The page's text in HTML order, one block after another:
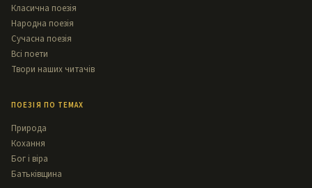
Класична поезія
Народна поезія
Сучасна поезія
Всі поети
Твори наших читачів
ПОЕЗІЯ ПО ТЕМАХ
Природа
Кохання
Бог і віра
Батьківщина